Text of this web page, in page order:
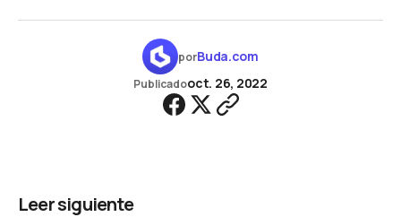
porBuda.com
Publicadooct. 26, 2022
Leer siguiente